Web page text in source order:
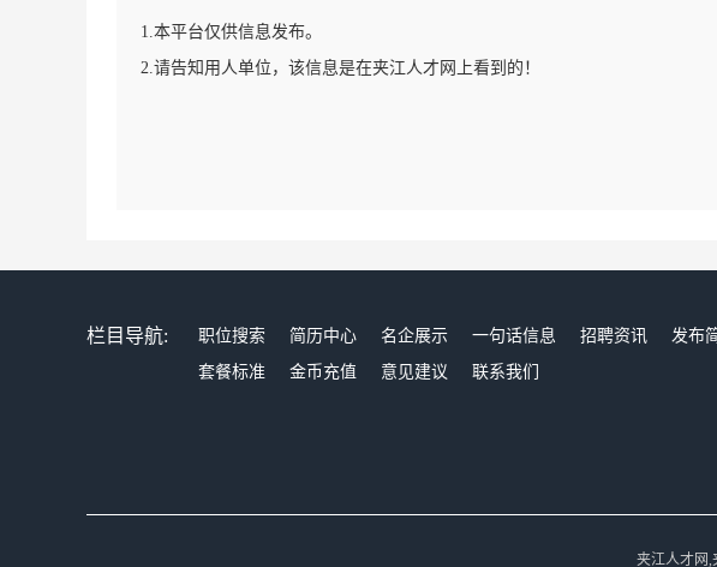
1.本平台仅供信息发布。
2.请告知用人单位，该信息是在夹江人才网上看到的！
栏目导航: 职位搜索 简历中心 名企展示 一句话信息 招聘资讯 发布
套餐标准
金币充值 意见建议 联系我们
夹江人才网,